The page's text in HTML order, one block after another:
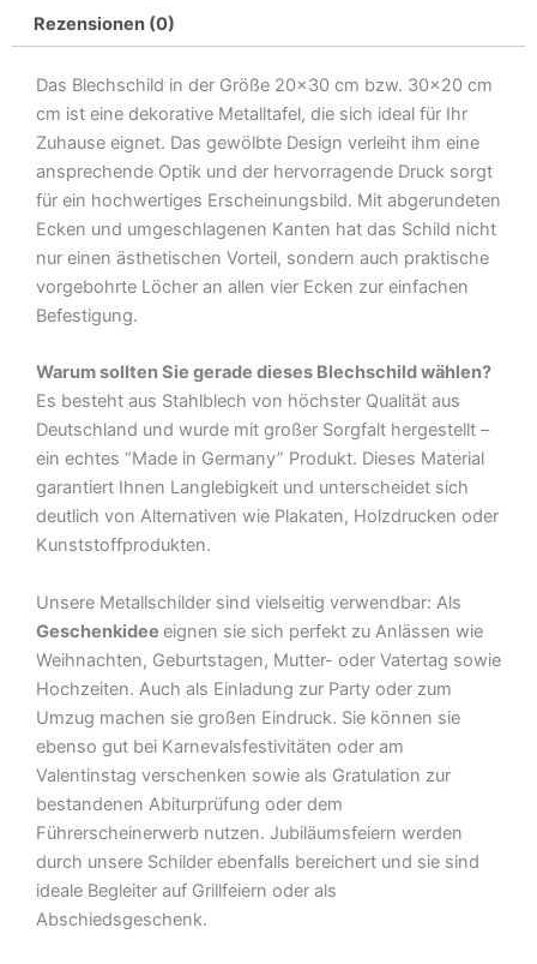
lieben
wir
Deko
Schild
Menge
Rezensionen (0)
Das Blechschild in der Größe 20×30 cm bzw. 30×20 cm
cm ist eine dekorative Metalltafel, die sich ideal für Ihr
Zuhause eignet. Das gewölbte Design verleiht ihm eine
ansprechende Optik und der hervorragende Druck sorgt
für ein hochwertiges Erscheinungsbild. Mit abgerundeten
Ecken und umgeschlagenen Kanten hat das Schild nicht
nur einen ästhetischen Vorteil, sondern auch praktische
vorgebohrte Löcher an allen vier Ecken zur einfachen
Befestigung.
Warum sollten Sie gerade dieses Blechschild wählen?
Es besteht aus Stahlblech von höchster Qualität aus
Deutschland und wurde mit großer Sorgfalt hergestellt –
ein echtes “Made in Germany” Produkt. Dieses Material
garantiert Ihnen Langlebigkeit und unterscheidet sich
deutlich von Alternativen wie Plakaten, Holzdrucken oder
Kunststoffprodukten.
Unsere Metallschilder sind vielseitig verwendbar: Als
Geschenkidee eignen sie sich perfekt zu Anlässen wie
Weihnachten, Geburtstagen, Mutter- oder Vatertag sowie
Hochzeiten. Auch als Einladung zur Party oder zum
Umzug machen sie großen Eindruck. Sie können sie
ebenso gut bei Karnevalsfestivitäten oder am
Valentinstag verschenken sowie als Gratulation zur
bestandenen Abiturprüfung oder dem
Führerscheinerwerb nutzen. Jubiläumsfeiern werden
durch unsere Schilder ebenfalls bereichert und sie sind
ideale Begleiter auf Grillfeiern oder als
Abschiedsgeschenk.